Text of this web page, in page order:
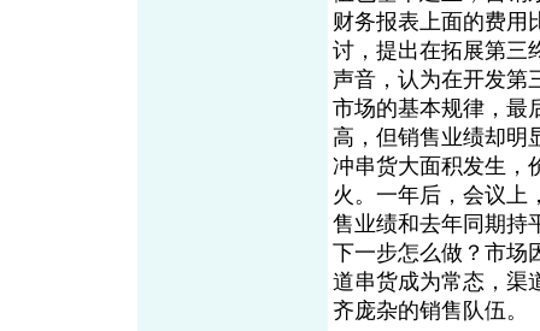
财务报表上面的费用
讨，提出在拓展第三
声音，认为在开发第
市场的基本规律，最
高，但销售业绩却明
冲串货大面积发生，
火。一年后，会议上
售业绩和去年同期持
下一步怎么做？市场
道串货成为常态，渠
齐庞杂的销售队伍。